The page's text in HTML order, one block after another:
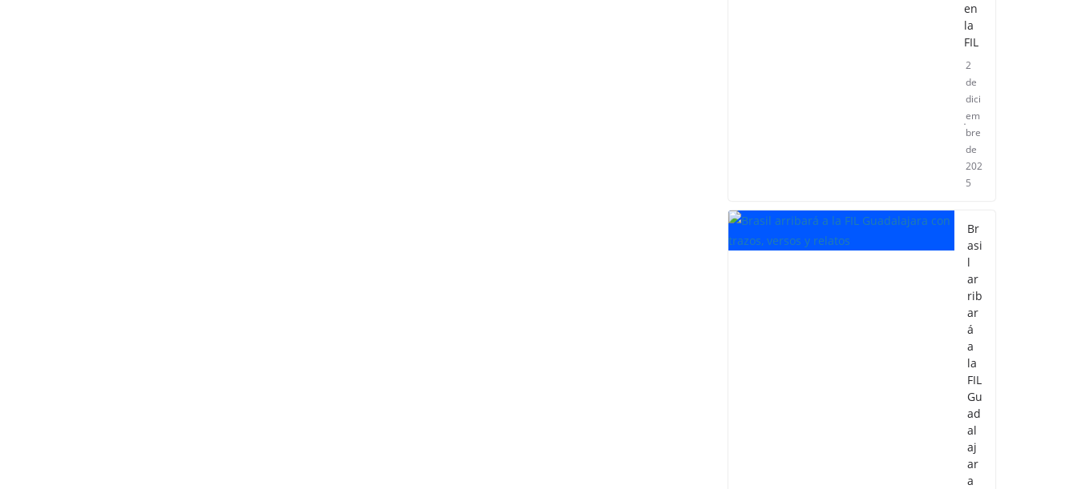
en
la
FIL
2
de
dici
em
bre
de
202
5
Br
asi
l
ar
rib
ar
á
a
la
FIL
Gu
ad
al
aj
ar
a